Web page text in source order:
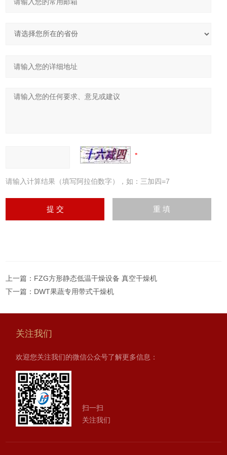
请输入计算结果（填写阿拉伯数字），如：三加四=7
上一篇： FZG方形静态低温干燥设备 真空干燥机
下一篇： DWT果蔬专用带式干燥机
关注我们
欢迎您关注我们的微信公众号了解更多信息：
扫一扫
关注我们